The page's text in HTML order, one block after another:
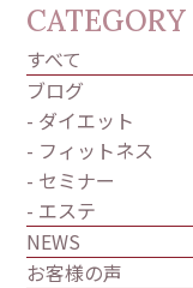
CATEGORY
すべて
ブログ
- ダイエット
- フィットネス
- セミナー
- エステ
NEWS
お客様の声